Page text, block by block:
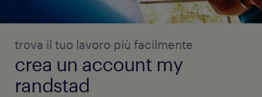
trova il tuo lavoro più facilmente
crea un account my
randstad